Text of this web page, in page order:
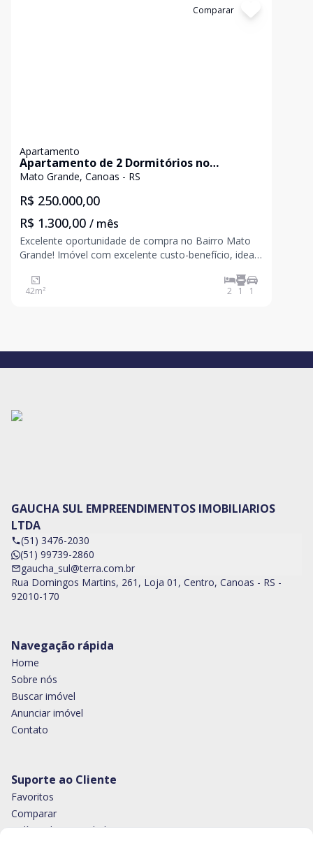
Comparar
Apartamento
Apartamento de 2 Dormitórios no
Residencial Parque Allegro - Canoas
Mato Grande, Canoas - RS
R$ 250.000,00
R$ 1.300,00 / mês
Excelente oportunidade de compra no Bairro Mato
Grande! Imóvel com excelente custo-benefício, ideal
aluguel com segurança e praticidade. Características
do Imóvel: Dormitórios: 2 quartos bem arejados
42m² 2 1 1
GAUCHA SUL EMPREENDIMENTOS IMOBILIARIOS
LTDA
(51) 3476-2030
(51) 99739-2860
gaucha_sul@terra.com.br
Rua Domingos Martins, 261, Loja 01, Centro, Canoas - RS -
92010-170
Navegação rápida
Home
Sobre nós
Buscar imóvel
Anunciar imóvel
Contato
Suporte ao Cliente
Favoritos
Comparar
Política de privacidade